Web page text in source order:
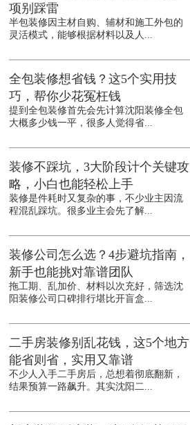
项别踩雷
半包装修因主材自购、辅材和施工外包的
灵活模式，能够根据材料以及人...
全包装修想省钱？这5个实用技
巧，帮你少花冤枉钱
提到全包装修首先会先计算沈阳装修全包
大概多少钱一平，很多人觉得省...
装修不踩坑，3大阶段计个关键攻
略，小白也能轻松上手
装修是件耗时又复杂的事，不少业主因流
程混乱踩坑。很多业主会先了解...
装修公司怎么选？4步避坑指南，
新手也能挑对靠谱团队
拖工期、乱加价、材料以次充好，筛选沈
阳装修公司口碑排行堪比开盲盒...
二手房装修别乱花钱，这5个地方
能省则省，实用又靠谱
不少人入手二手房后，总想着彻底翻新，
结果预算一路飙升。其实沈阳二...